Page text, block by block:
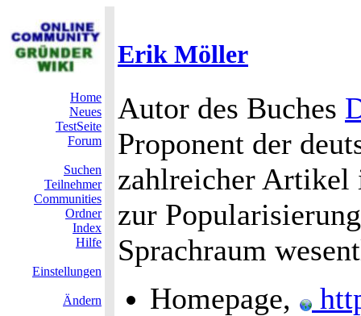
Erik Möller
Home
Neues
TestSeite
Forum
Suchen
Teilnehmer
Communities
Ordner
Index
Hilfe
Einstellungen
Ändern
Autor des Buches
Proponent der
zahlreicher Artikel
zur
Sprachraum
Homepage,